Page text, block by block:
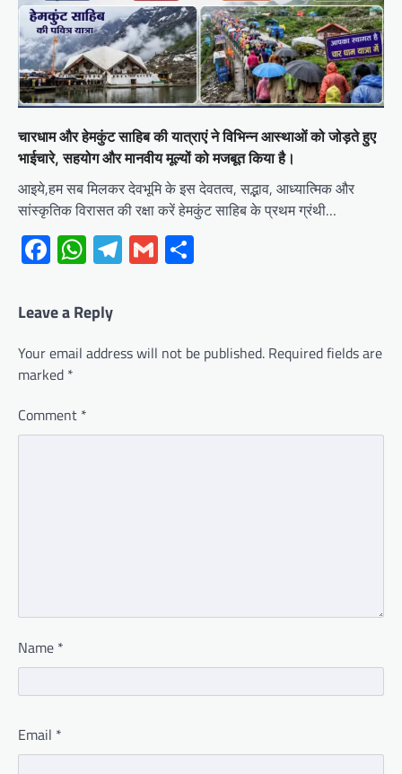
चारधाम और हेमकुंट साहिब की यात्राएं ने विभिन्न आस्थाओं को जोड़ते हुए
भाईचारे, सहयोग और मानवीय मूल्यों को मजबूत किया है।
आइये,हम सब मिलकर देवभूमि के इस देवतत्व, सद्भाव, आध्यात्मिक और
सांस्कृतिक विरासत की रक्षा करें हेमकुंट साहिब के प्रथम ग्रंथी…
Facebook
WhatsApp
Telegram
Gmail
Leave a Reply
Your email address will not be published. Required fields are
marked *
Comment *
Name *
Email *